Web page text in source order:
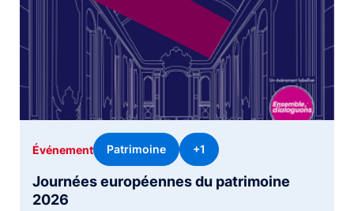
Journées européennes du patrimoine
2026
Événement Patrimoine +1